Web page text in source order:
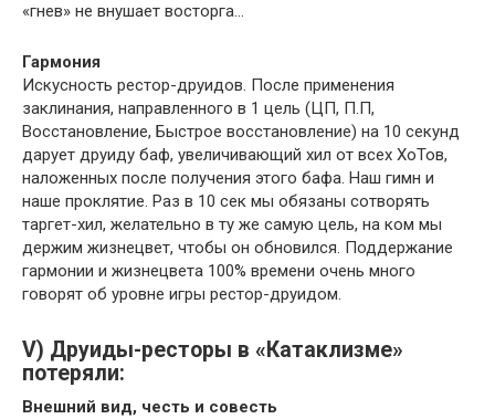
«гнев» не внушает восторга…
Гармония
Искусность рестор-друидов. После применения
заклинания, направленного в 1 цель (ЦП, П.П,
Восстановление, Быстрое восстановление) на 10 секунд
дарует друиду баф, увеличивающий хил от всех ХоТов,
наложенных после получения этого бафа. Наш гимн и
наше проклятие. Раз в 10 сек мы обязаны сотворять
таргет-хил, желательно в ту же самую цель, на ком мы
держим жизнецвет, чтобы он обновился. Поддержание
гармонии и жизнецвета 100% времени очень много
говорят об уровне игры рестор-друидом.
V) Друиды-ресторы в «Катаклизме»
потеряли:
Внешний вид, честь и совесть